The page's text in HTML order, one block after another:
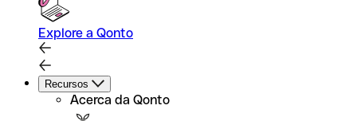
Explore a Qonto
Recursos
Acerca da Qonto